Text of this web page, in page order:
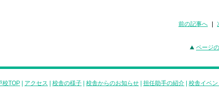
前の記事へ
ページ
校TOP アクセス 校舎の様子 校舎からのお知らせ 担任助手の紹介 校舎イベ